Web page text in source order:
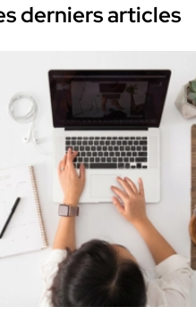
derniers articles